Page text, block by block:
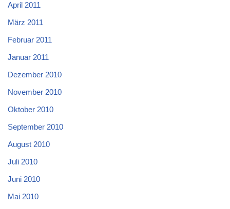
April 2011
März 2011
Februar 2011
Januar 2011
Dezember 2010
November 2010
Oktober 2010
September 2010
August 2010
Juli 2010
Juni 2010
Mai 2010